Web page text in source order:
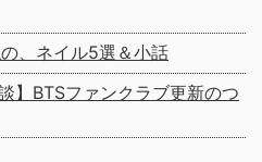
、ネイル5選＆小話
】BTSファンクラブ更新のつ